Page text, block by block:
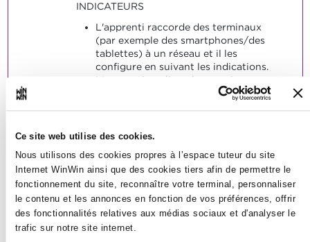
Ce site web utilise des cookies.
Nous utilisons des cookies propres à l’espace tuteur du site
Internet WinWin ainsi que des cookies tiers afin de permettre le
fonctionnement du site, reconnaître votre terminal, personnaliser
le contenu et les annonces en fonction de vos préférences, offrir
des fonctionnalités relatives aux médias sociaux et d'analyser le
trafic sur notre site internet.
INDICATEURS
L'apprenti raccorde des terminaux
(par exemple des smartphones/des
tablettes) à un réseau et il les
configure en suivant les indications.
L'apprenti applique les consignes en
matière de sécurité pour un réseau en
ainsi que l'utilité des différents
serveurs.
L'apprenti décrit les consignes en
matière de sécurité pour un serveur et
pour un local de serveurs.
SOCLES